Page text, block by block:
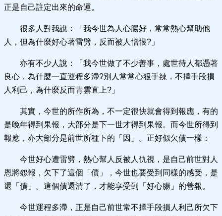
正是自己註定出來的命運。
很多人對我說：「我今世為人心腸好，常常熱心幫助他
人，但為什麼好心著雷劈，反而被人憎恨?」
亦有不少人說：「我今世做了不少善事，處世待人都憑著
良心，為什麼一直運程多滯?別人常常心狠手辣，不擇手段損
人利己，為什麼反而青雲直上?」
其實，今世的所作所為，不一定很快就會得到報應，有的
是晚年得到果報，大部分是下一世才得到果報。而今世所得到
報應，亦大部分是前世所種下的「因」。正好似欠債一樣：
今世好心遭雷劈，熱心幫人反被人仇視，是自己前世對人
恩將怨報，欠下了這個「債」，今世也要受到同樣的感受，是
還「債」。這個債還清了，才能享受到「好心腸」的善報。
今世運程多滯，正是自己前世常不擇手段損人利己所欠下